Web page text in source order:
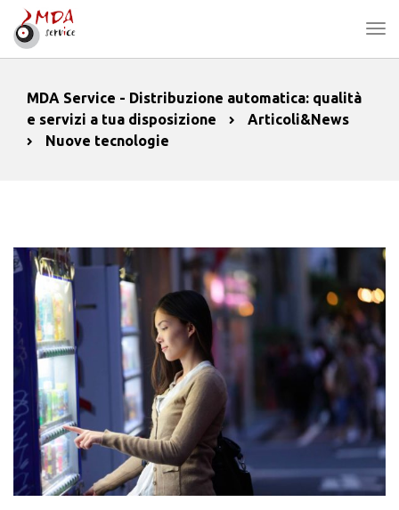
MDA Service - Distribuzione automatica: qualità
e servizi a tua disposizione
Articoli&News
Nuove tecnologie